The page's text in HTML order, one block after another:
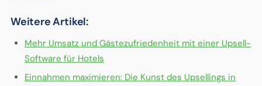
Weitere Artikel:
Mehr Umsatz und Gästezufriedenheit mit einer Upsell-
Software für Hotels
Einnahmen maximieren: Die Kunst des Upsellings in